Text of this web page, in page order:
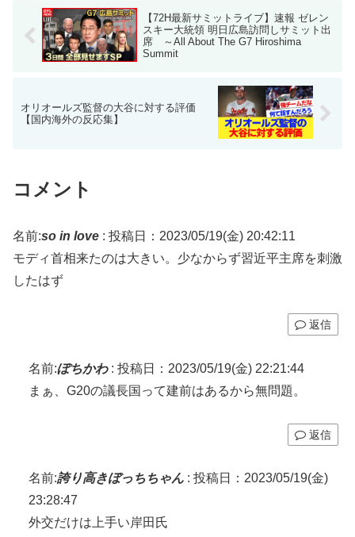
【72H最新サミットライブ】速報 ゼレン
スキー大統領 明日広島訪問しサミット出
席 ～All About The G7 Hiroshima
Summit
オリオールズ監督の大谷に対する評価
【国内海外の反応集】
コメント
名前:so in love : 投稿日：2023/05/19(金) 20:42:11
モディ首相来たのは大きい。少なからず習近平主席を刺激
したはず
返信
名前:ぽちかわ: 投稿日：2023/05/19(金) 22:21:44
まぁ、G20の議長国って建前はあるから無問題。
返信
名前:誇り高きぼっちちゃん : 投稿日：2023/05/19(金)
23:28:47
外交だけは上手い岸田氏